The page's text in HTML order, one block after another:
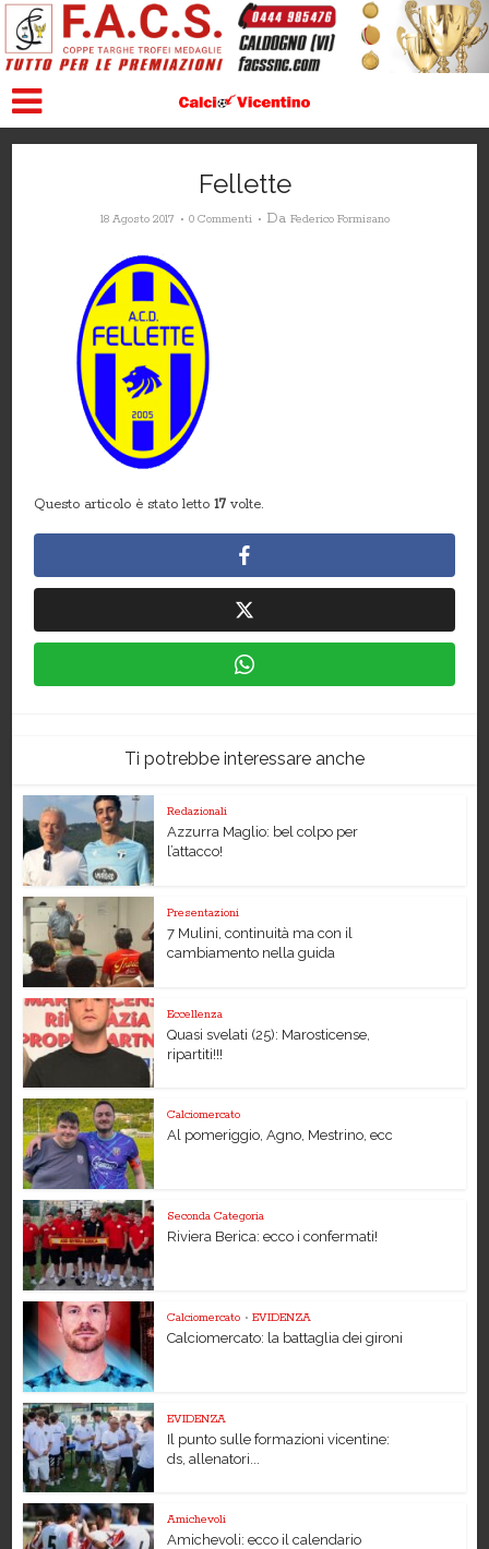
Fellette
18 Agosto 2017 0 Commenti Da Federico Formisano
Questo articolo è stato letto17 volte.
Ti potrebbe interessare anche
Redazionali
Azzurra Maglio: bel colpo per
l’attacco!
Presentazioni
7 Mulini, continuità ma con il
cambiamento nella guida
Eccellenza
Quasi svelati (25): Marosticense,
ripartiti!!!
Calciomercato
Al pomeriggio, Agno, Mestrino, ecc
Seconda Categoria
Riviera Berica: ecco i confermati!
Calciomercato • EVIDENZA
Calciomercato: la battaglia dei gironi
EVIDENZA
Il punto sulle formazioni vicentine:
ds, allenatori...
Amichevoli
Amichevoli: ecco il calendario